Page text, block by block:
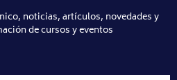
noticias, artículos, novedades y
de cursos y eventos